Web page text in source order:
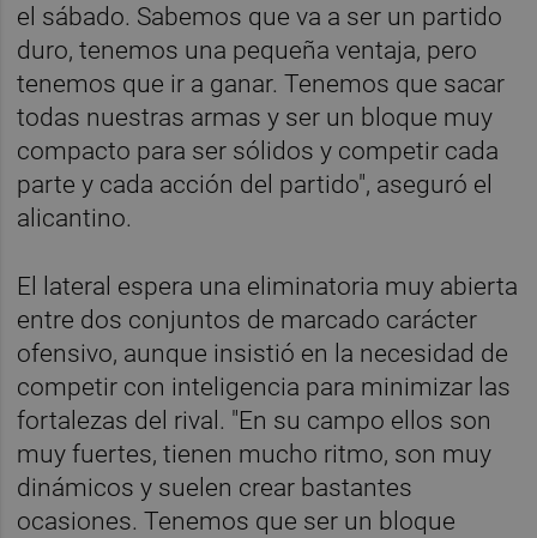
el sábado. Sabemos que va a ser un partido
duro, tenemos una pequeña ventaja, pero
tenemos que ir a ganar. Tenemos que sacar
todas nuestras armas y ser un bloque muy
compacto para ser sólidos y competir cada
parte y cada acción del partido", aseguró el
alicantino.
El lateral espera una eliminatoria muy abierta
entre dos conjuntos de marcado carácter
ofensivo, aunque insistió en la necesidad de
competir con inteligencia para minimizar las
fortalezas del rival. "En su campo ellos son
muy fuertes, tienen mucho ritmo, son muy
dinámicos y suelen crear bastantes
ocasiones. Tenemos que ser un bloque